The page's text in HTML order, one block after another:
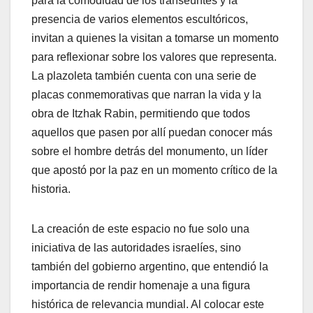
presencia de varios elementos escultóricos,
invitan a quienes la visitan a tomarse un momento
para reflexionar sobre los valores que representa.
La plazoleta también cuenta con una serie de
placas conmemorativas que narran la vida y la
obra de Itzhak Rabin, permitiendo que todos
aquellos que pasen por allí puedan conocer más
sobre el hombre detrás del monumento, un líder
que apostó por la paz en un momento crítico de la
historia.
La creación de este espacio no fue solo una
iniciativa de las autoridades israelíes, sino
también del gobierno argentino, que entendió la
importancia de rendir homenaje a una figura
histórica de relevancia mundial. Al colocar este